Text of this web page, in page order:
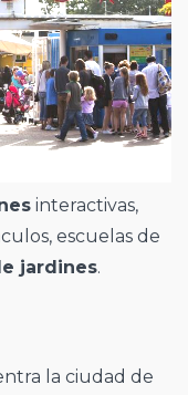
interactivas,
escuelas de
jardines.
la ciudad de